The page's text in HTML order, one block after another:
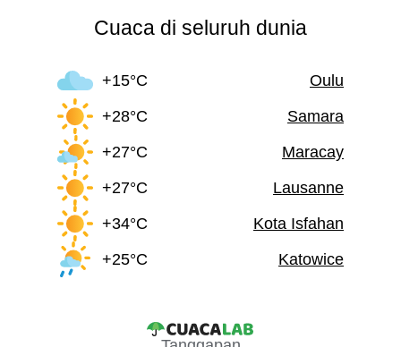
Cuaca di seluruh dunia
+15°C
Oulu
+28°C
Samara
+27°C
Maracay
+27°C
Lausanne
+34°C
Kota Isfahan
+25°C
Katowice